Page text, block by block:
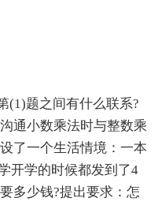
(1)题之间有什么联系?
通小数乘法时与整数乘
了一个生活情境：一本
开学的时候都发到了4
多少钱?提出要求：怎